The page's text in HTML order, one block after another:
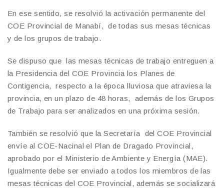
En ese sentido, se resolvió la activación permanente del
COE Provincial de Manabí, de todas sus mesas técnicas
y de los grupos de trabajo.
Se dispuso que las mesas técnicas de trabajo entreguen a
la Presidencia del COE Provincia los Planes de
Contigencia, respecto a la época lluviosa que atraviesa la
provincia, en un plazo de 48 horas, además de los Grupos
de Trabajo para ser analizados en una próxima sesión.
También se resolvió que la Secretaría del COE Provincial
envíe al COE-Nacinal el Plan de Dragado Provincial,
aprobado por el Ministerio de Ambiente y Energía (MAE).
Igualmente debe ser enviado a todos los miembros de las
mesas técnicas del COE Provincial, además se socializará